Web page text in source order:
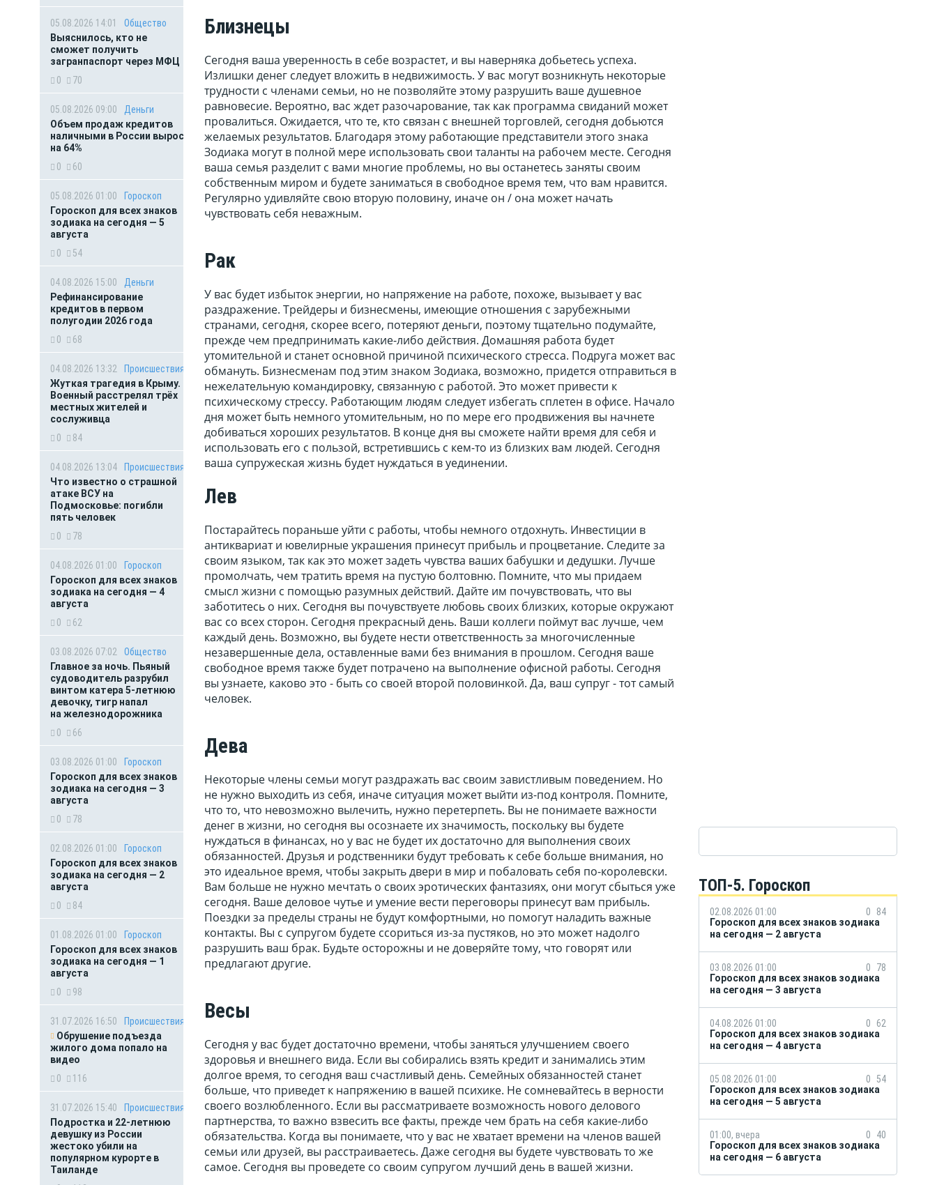
05.08.2026 14:01
Общество
Выяснилось, кто не
сможет получить
загранпаспорт через МФЦ
0
70
05.08.2026 09:00
Деньги
Объем продаж кредитов
наличными в России вырос
на 64%
0
60
05.08.2026 01:00
Гороскоп
Гороскоп для всех знаков
зодиака на сегодня — 5
августа
0
54
04.08.2026 15:00
Деньги
Рефинансирование
кредитов в первом
полугодии 2026 года
0
68
04.08.2026 13:32
Происшествия
Жуткая трагедия в Крыму.
Военный расстрелял трёх
местных жителей и
сослуживца
0
84
04.08.2026 13:04
Происшествия
Что известно о страшной
атаке ВСУ на
Подмосковье: погибли
пять человек
0
78
04.08.2026 01:00
Гороскоп
Гороскоп для всех знаков
зодиака на сегодня — 4
августа
0
62
03.08.2026 07:02
Общество
Главное за ночь. Пьяный
судоводитель разрубил
винтом катера 5-летнюю
девочку, тигр напал
на железнодорожника
0
66
03.08.2026 01:00
Гороскоп
Гороскоп для всех знаков
зодиака на сегодня — 3
августа
0
78
02.08.2026 01:00
Гороскоп
Гороскоп для всех знаков
зодиака на сегодня — 2
августа
0
84
01.08.2026 01:00
Гороскоп
Гороскоп для всех знаков
зодиака на сегодня — 1
августа
0
98
31.07.2026 16:50
Происшествия
Обрушение подъезда
жилого дома попало на
видео
0
116
31.07.2026 15:40
Происшествия
Подростка и 22-летнюю
девушку из России
жестоко убили на
популярном курорте в
Таиланде
Близнецы
Сегодня ваша уверенность в себе возрастет, и вы наверняка добьетесь успеха.
Излишки денег следует вложить в недвижимость. У вас могут возникнуть некоторые
трудности с членами семьи, но не позволяйте этому разрушить ваше душевное
равновесие. Вероятно, вас ждет разочарование, так как программа свиданий может
провалиться. Ожидается, что те, кто связан с внешней торговлей, сегодня добьются
желаемых результатов. Благодаря этому работающие представители этого знака
Зодиака могут в полной мере использовать свои таланты на рабочем месте. Сегодня
ваша семья разделит с вами многие проблемы, но вы останетесь заняты своим
собственным миром и будете заниматься в свободное время тем, что вам нравится.
Регулярно удивляйте свою вторую половину, иначе он / она может начать
чувствовать себя неважным.
Рак
У вас будет избыток энергии, но напряжение на работе, похоже, вызывает у вас
раздражение. Трейдеры и бизнесмены, имеющие отношения с зарубежными
странами, сегодня, скорее всего, потеряют деньги, поэтому тщательно подумайте,
прежде чем предпринимать какие-либо действия. Домашняя работа будет
утомительной и станет основной причиной психического стресса. Подруга может вас
обмануть. Бизнесменам под этим знаком Зодиака, возможно, придется отправиться в
нежелательную командировку, связанную с работой. Это может привести к
психическому стрессу. Работающим людям следует избегать сплетен в офисе. Начало
дня может быть немного утомительным, но по мере его продвижения вы начнете
добиваться хороших результатов. В конце дня вы сможете найти время для себя и
использовать его с пользой, встретившись с кем-то из близких вам людей. Сегодня
ваша супружеская жизнь будет нуждаться в уединении.
Лев
Постарайтесь пораньше уйти с работы, чтобы немного отдохнуть. Инвестиции в
антиквариат и ювелирные украшения принесут прибыль и процветание. Следите за
своим языком, так как это может задеть чувства ваших бабушки и дедушки. Лучше
промолчать, чем тратить время на пустую болтовню. Помните, что мы придаем
смысл жизни с помощью разумных действий. Дайте им почувствовать, что вы
заботитесь о них. Сегодня вы почувствуете любовь своих близких, которые окружают
вас со всех сторон. Сегодня прекрасный день. Ваши коллеги поймут вас лучше, чем
каждый день. Возможно, вы будете нести ответственность за многочисленные
незавершенные дела, оставленные вами без внимания в прошлом. Сегодня ваше
свободное время также будет потрачено на выполнение офисной работы. Сегодня
вы узнаете, каково это - быть со своей второй половинкой. Да, ваш супруг - тот самый
человек.
Дева
Некоторые члены семьи могут раздражать вас своим завистливым поведением. Но
не нужно выходить из себя, иначе ситуация может выйти из-под контроля. Помните,
что то, что невозможно вылечить, нужно перетерпеть. Вы не понимаете важности
денег в жизни, но сегодня вы осознаете их значимость, поскольку вы будете
нуждаться в финансах, но у вас не будет их достаточно для выполнения своих
обязанностей. Друзья и родственники будут требовать к себе больше внимания, но
это идеальное время, чтобы закрыть двери в мир и побаловать себя по-королевски.
Вам больше не нужно мечтать о своих эротических фантазиях, они могут сбыться уже
сегодня. Ваше деловое чутье и умение вести переговоры принесут вам прибыль.
Поездки за пределы страны не будут комфортными, но помогут наладить важные
контакты. Вы с супругом будете ссориться из-за пустяков, но это может надолго
разрушить ваш брак. Будьте осторожны и не доверяйте тому, что говорят или
предлагают другие.
Весы
Сегодня у вас будет достаточно времени, чтобы заняться улучшением своего
здоровья и внешнего вида. Если вы собирались взять кредит и занимались этим
долгое время, то сегодня ваш счастливый день. Семейных обязанностей станет
больше, что приведет к напряжению в вашей психике. Не сомневайтесь в верности
своего возлюбленного. Если вы рассматриваете возможность нового делового
партнерства, то важно взвесить все факты, прежде чем брать на себя какие-либо
обязательства. Когда вы понимаете, что у вас не хватает времени на членов вашей
семьи или друзей, вы расстраиваетесь. Даже сегодня вы будете чувствовать то же
самое. Сегодня вы проведете со своим супругом лучший день в вашей жизни.
ТОП-5. Гороскоп
02.08.2026 01:00 0
84
Гороскоп для всех знаков зодиака
на сегодня — 2 августа
03.08.2026 01:00 0
78
Гороскоп для всех знаков зодиака
на сегодня — 3 августа
04.08.2026 01:00 0
62
Гороскоп для всех знаков зодиака
на сегодня — 4 августа
05.08.2026 01:00 0 54
Гороскоп для всех знаков зодиака
на сегодня — 5 августа
01:00, вчера 0
40
Гороскоп для всех знаков зодиака
на сегодня — 6 августа